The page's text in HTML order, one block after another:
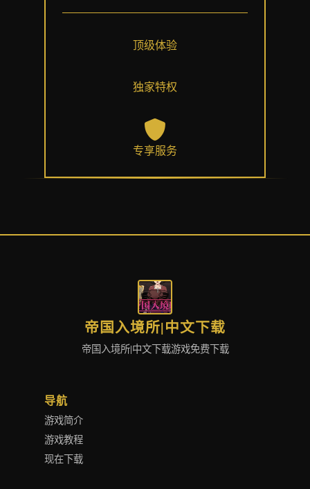
顶级体验
独家特权
专享服务
帝国入境所|中文下载
帝国入境所|中文下载游戏免费下载
导航
游戏简介
游戏教程
现在下载